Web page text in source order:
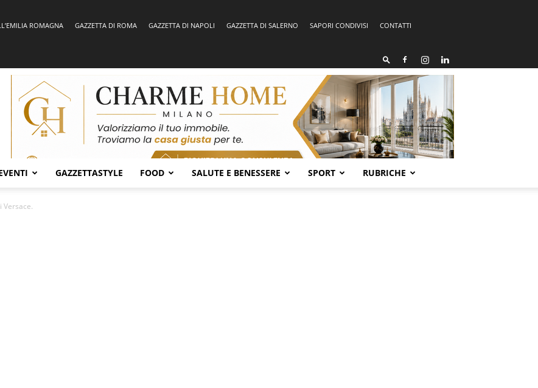
ROMAGNA GAZZETTA DI ROMA GAZZETTA DI NAPOLI GAZZETTA DI SALERNO SAPORI CONDIVISI
CONTATTI
GAZZETTASTYLE FOOD SALUTE E BENESSERE SPORT RUBRICHE
Versace.